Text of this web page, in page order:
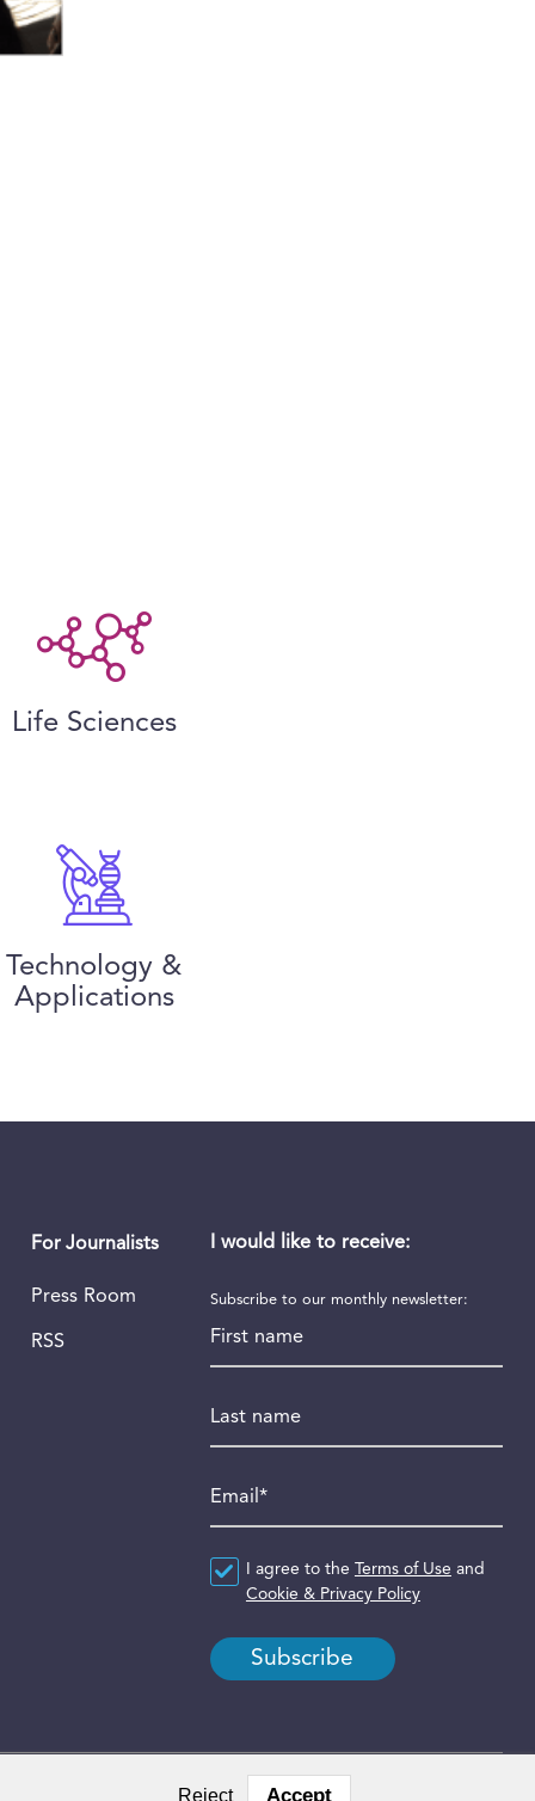
Life Sciences
Technology &
Applications
For Journalists
Press Room
RSS
I would like to receive:
Subscribe to our monthly newsletter:
Agreement*
I agree to the Terms of Use and
Cookie & Privacy Policy
Reject Accept